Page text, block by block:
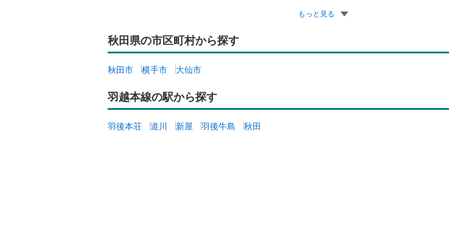
もっと見る
秋田県の市区町村から探す
秋田市 横手市 大仙市
羽越本線の駅から探す
羽後本荘 道川 新屋 羽後牛島 秋田
バルコニー、庭
構造・規模・施工・品質・工法関連
耐震、免震、制震構造
（
）